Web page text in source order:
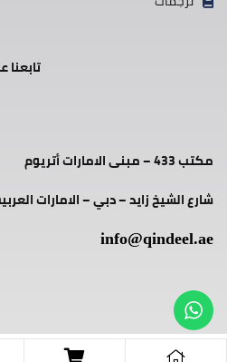
مكتب 433 – مبنى الامارات أتريوم
شارع الشيخ زايد – دبي – الامارات
info@qindeel.ae